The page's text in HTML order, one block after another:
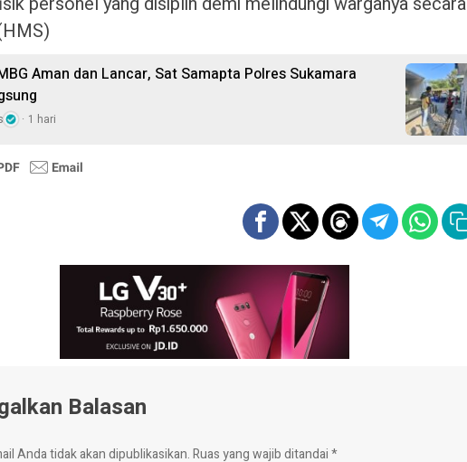
Aman dan Lancar, Sat Samapta Polres Sukamara
1 hari
Balasan
Anda tidak akan dipublikasikan.Ruas yang wajib ditandai*